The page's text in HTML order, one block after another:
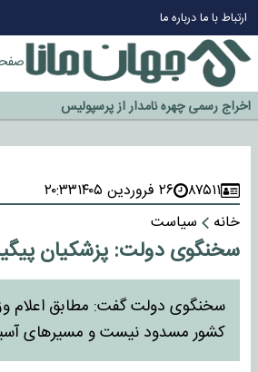
ارتباط با مادرباره ما
چرا طلا دوباره افزایشی شد؟
گزینه جدایی اوسمار روی میز مدیران پرسپولیس
آیا رئیس جمهور آمریکا قانون را دور می‌زند؟
اخراج رسمی چهره نامدار از پرسپولیس
سازمان اطلاعات سپاه: پروژه دولت ترامپ برای
۸۷۵۱۱ ۲۶ فروردین ۱۴۰۵
۲۰:۳۳
خانه
سیاست
سخنگوی دولت: پزشکیان
سخنگوی دولت گفت: مطابق اعلام
کشور مسدود نیست و مسیرهای